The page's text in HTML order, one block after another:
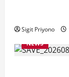
Sigit Priyono
NEWS